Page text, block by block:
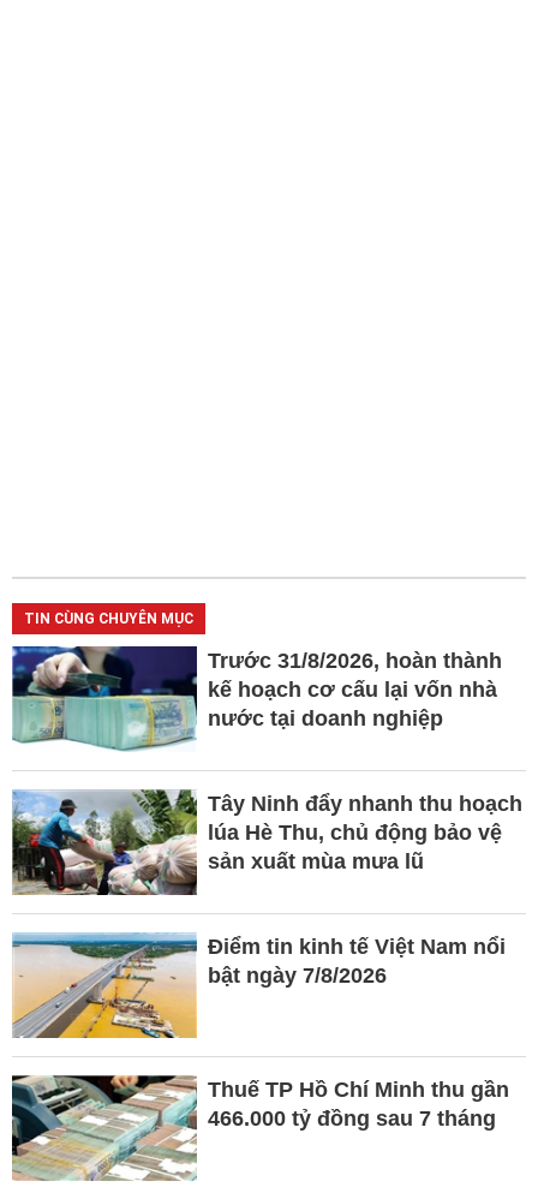
TIN CÙNG CHUYÊN MỤC
Trước 31/8/2026, hoàn thành
kế hoạch cơ cấu lại vốn nhà
nước tại doanh nghiệp
Tây Ninh đẩy nhanh thu hoạch
lúa Hè Thu, chủ động bảo vệ
sản xuất mùa mưa lũ
Điểm tin kinh tế Việt Nam nổi
bật ngày 7/8/2026
Thuế TP Hồ Chí Minh thu gần
466.000 tỷ đồng sau 7 tháng